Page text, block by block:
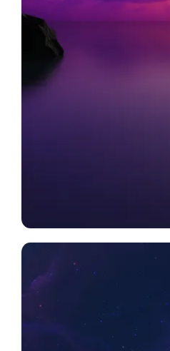
紫の 木 地球 風光明媚な